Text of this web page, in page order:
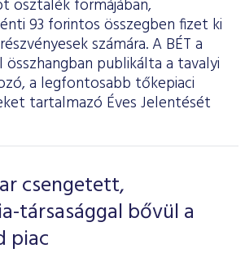
osztalék formájában,
93 forintos összegben fizet ki
számára. A BÉT a
publikálta a tavalyi
a legfontosabb tőkepiaci
tartalmazó Éves Jelentését
csengetett,
társasággal bővül a
piac